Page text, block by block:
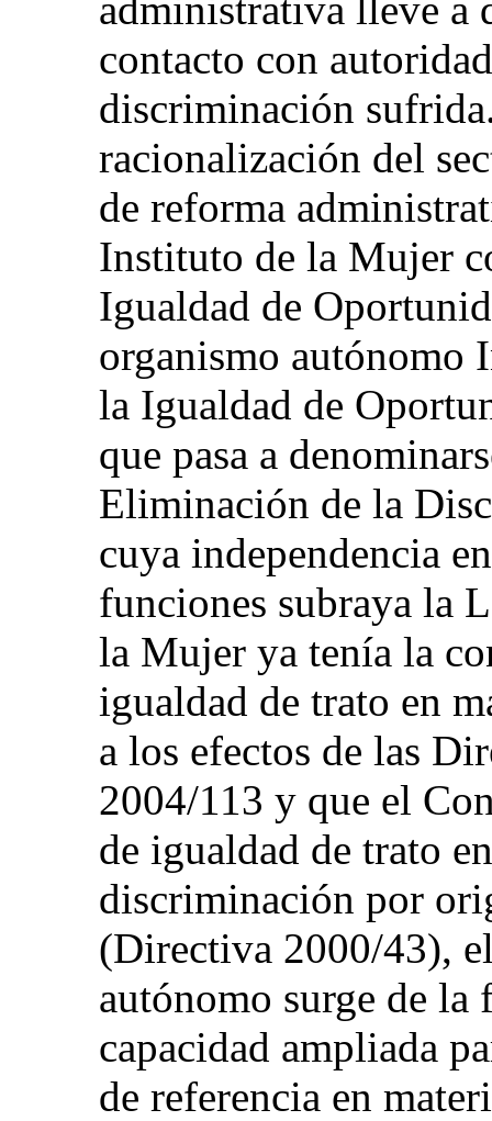
contacto con
discriminación
racionalización del
de reforma
Instituto de la Mujer
Igualdad de
organismo autónomo
la Igualdad de
que pasa a
Eliminación de la
cuya independencia
funciones subraya la
la Mujer ya tenía la
igualdad de trato en
a los efectos de las
2004/113 y que el
de igualdad de trato
discriminación por
(Directiva 2000/43),
autónomo surge de la
capacidad ampliada
de referencia en